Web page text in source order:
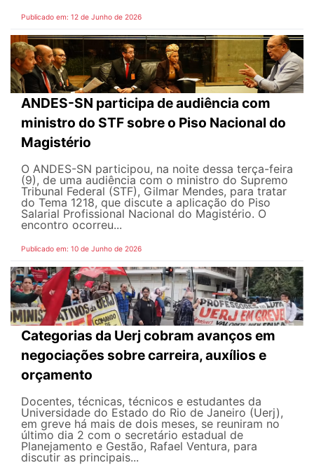
Publicado em: 12 de Junho de 2026
ANDES-SN participa de audiência com
ministro do STF sobre o Piso Nacional do
Magistério
O ANDES-SN participou, na noite dessa terça-feira
(9), de uma audiência com o ministro do Supremo
Tribunal Federal (STF), Gilmar Mendes, para tratar
do Tema 1218, que discute a aplicação do Piso
Salarial Profissional Nacional do Magistério. O
encontro ocorreu...
Publicado em: 10 de Junho de 2026
Categorias da Uerj cobram avanços em
negociações sobre carreira, auxílios e
orçamento
Docentes, técnicas, técnicos e estudantes da
Universidade do Estado do Rio de Janeiro (Uerj),
em greve há mais de dois meses, se reuniram no
último dia 2 com o secretário estadual de
Planejamento e Gestão, Rafael Ventura, para
discutir as principais...